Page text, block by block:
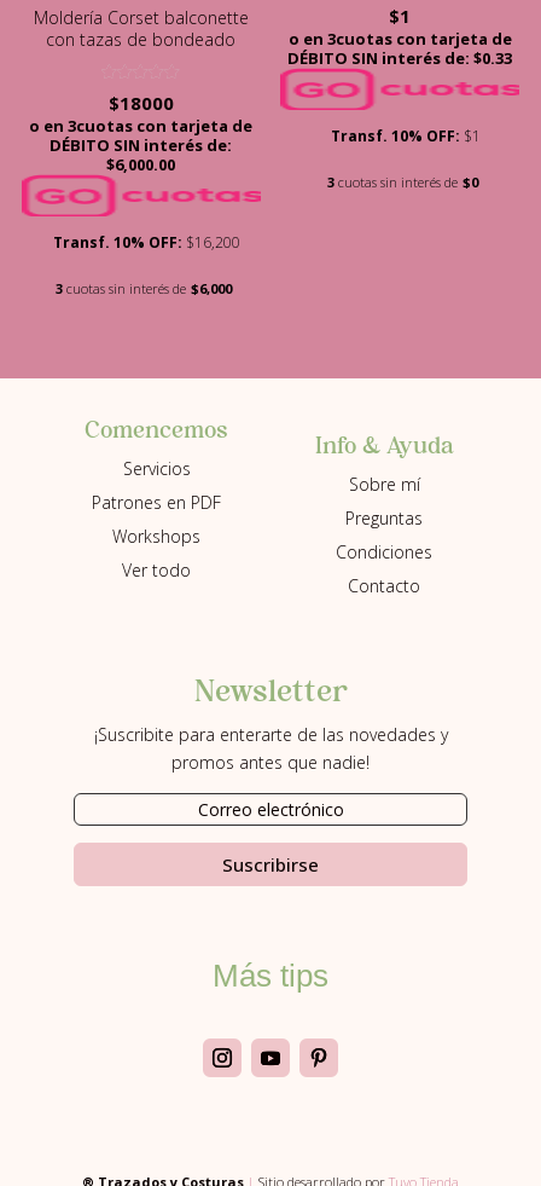
Moldería Corset balconette
con tazas de bondeado
con
5.00
de 5
$18000
o en 3cuotas con tarjeta de
DÉBITO SIN interés de:
$6,000.00
Transf. 10% OFF: $16,200
3cuotas sin interés de $6,000
$1
o en 3cuotas con tarjeta de
DÉBITO SIN interés de: $0.33
Transf. 10% OFF: $1
3cuotas sin interés de $0
Comencemos
Servicios
Patrones en PDF
Workshops
Ver todo
Info & Ayuda
Sobre mí
Preguntas
Condiciones
Contacto
Newsletter
¡Suscribite para enterarte de las novedades y
promos antes que nadie!
Suscribirse
Más tips
® Trazados y Costuras | Sitio desarrollado por Tuyo Tienda